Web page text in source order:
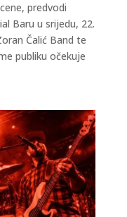
predvodi
Baru u srijedu, 22.
Čalić Band te
publiku očekuje